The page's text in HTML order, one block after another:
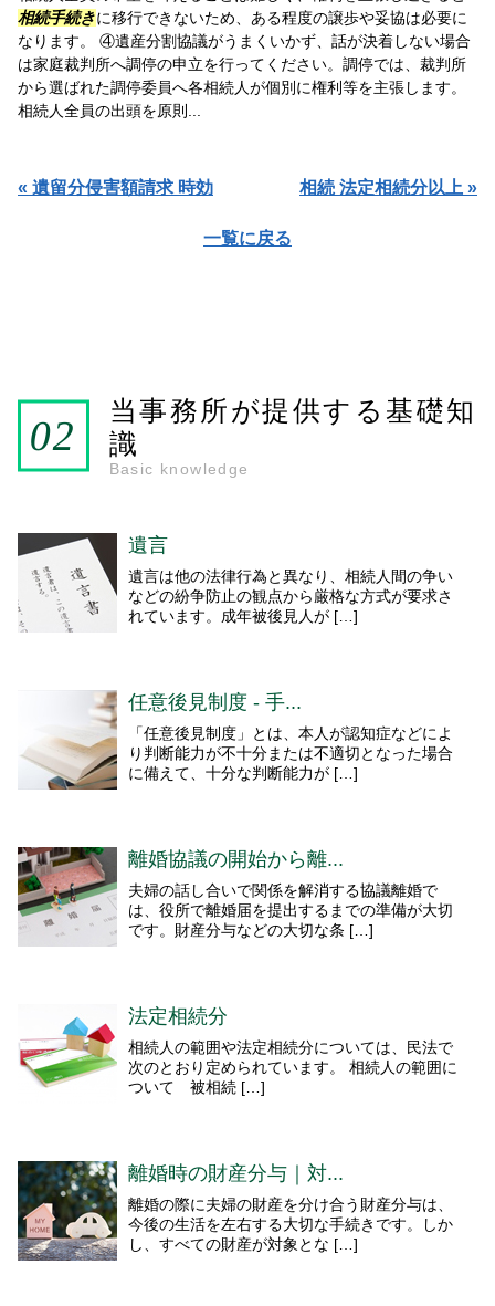
相続手続きに移行できないため、ある程度の譲歩や妥協は必要に
なります。 ④遺産分割協議がうまくいかず、話が決着しない場合
は家庭裁判所へ調停の申立を行ってください。調停では、裁判所
から選ばれた調停委員へ各相続人が個別に権利等を主張します。
相続人全員の出頭を原則...
« 遺留分侵害額請求 時効 相続 法定相続分以上 »
一覧に戻る
当事務所が提供する基礎知
識
Basic knowledge
遺言
遺言は他の法律行為と異なり、相続人間の争い
などの紛争防止の観点から厳格な方式が要求さ
れています。成年被後見人が […]
任意後見制度 - 手...
「任意後見制度」とは、本人が認知症などによ
り判断能力が不十分または不適切となった場合
に備えて、十分な判断能力が […]
離婚協議の開始から離...
夫婦の話し合いで関係を解消する協議離婚で
は、役所で離婚届を提出するまでの準備が大切
です。財産分与などの大切な条 […]
法定相続分
相続人の範囲や法定相続分については、民法で
次のとおり定められています。 相続人の範囲に
ついて 被相続 […]
離婚時の財産分与｜対...
離婚の際に夫婦の財産を分け合う財産分与は、
今後の生活を左右する大切な手続きです。しか
し、すべての財産が対象とな […]